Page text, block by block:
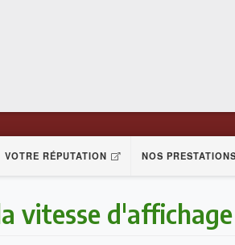
VOTRE RÉPUTATION NOS PRESTATIONS
vitesse